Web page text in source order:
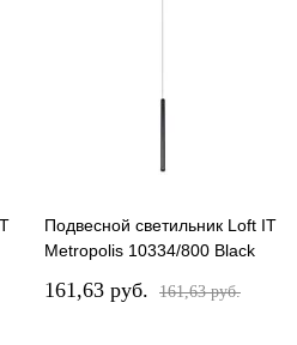
Подвесной светильник Loft IT
Metropolis 10334/800 Black
161,63 pуб. 161,63 pуб.